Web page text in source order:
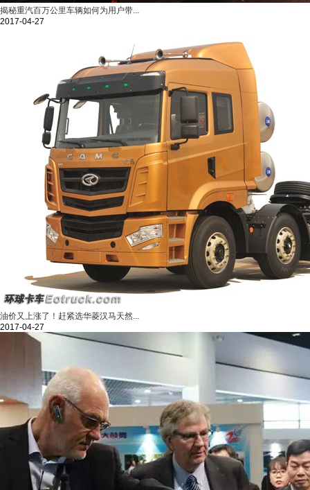
揭秘重汽百万公里车辆如何为用户带...
2017-04-27
油价又上涨了！赶紧选华菱汉马天然...
2017-04-27